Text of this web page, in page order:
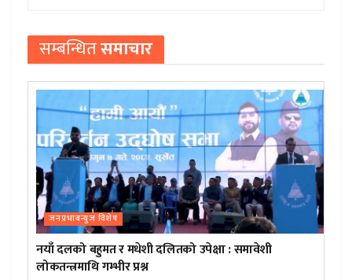
सम्बन्धितसमाचार
जनप्रभाबन्युज विशेष
नयाँ दलको बहुमत र मधेशी दलितको उपेक्षा : समावेशी
लोकतन्त्रमाथि गम्भीर प्रश्न